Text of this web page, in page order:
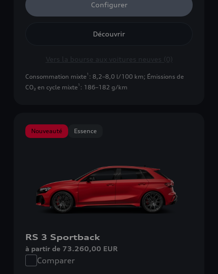
Configurer
Découvrir
Vers la bourse aux voitures neuves (0)
Consommation mixte 1 : 8,2–8,0 l/100 km; Émissions de
CO₂ en cycle mixte 1 : 186–182 g/km
Nouveauté Essence
RS 3 Sportback
à partir de 73.260,00 EUR
Comparer